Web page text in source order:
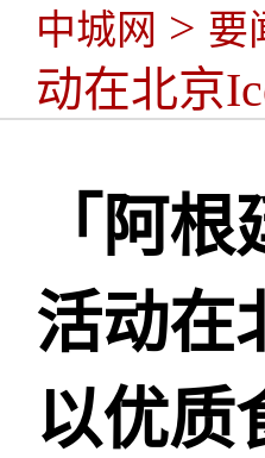
中城网 > 要
动在北京
「阿
活动
以优质